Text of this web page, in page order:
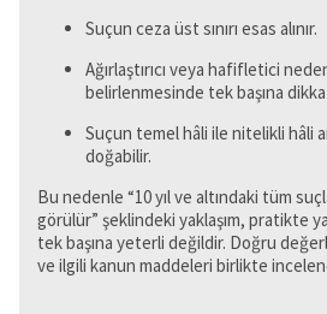
Suçun ceza üst sınırı esas alınır.
Ağırlaştırıcı veya hafifletici
belirlenmesinde tek başına
Suçun temel hâli ile nitelikli hâli
doğabilir.
Bu nedenle “10 yıl ve altındaki tüm
görülür” şeklindeki yaklaşım, pratikte
tek başına yeterli değildir. Doğru
ve ilgili kanun maddeleri birlikte